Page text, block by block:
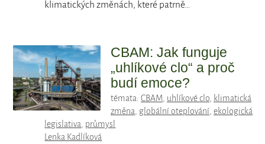
klimatických změnách, které patrně…
CBAM: Jak funguje
„uhlíkové clo“ a proč
budí emoce?
témata: CBAM, uhlíkové clo, klimatická
změna, globální oteplování, ekologická
legislativa, průmysl
Lenka Kadlíková